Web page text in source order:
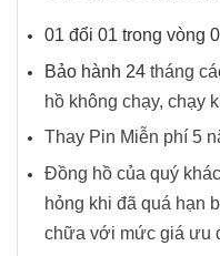
01 đổi 01 trong vòng
Bảo hành 24 tháng
hồ không chạy, chạy
Thay Pin Miễn phí 5
Đồng hồ của quý
hỏng khi đã quá hạn
chữa với mức giá ưu